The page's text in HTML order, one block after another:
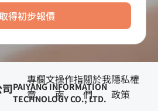
得初步報價
PAIYANG INFORMATION
TECHNOLOGY CO., LTD.
專欄文
章
操作指
南
關於我
們
隱私權
政策